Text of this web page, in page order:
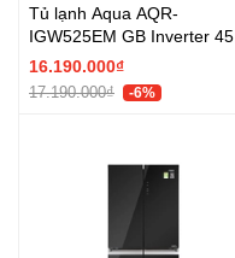
Tủ lạnh Aqua AQR-
IGW525EM GB Inverter 456
lít Multi Door - Chính hãng
16.190.000₫
17.190.000₫ -6%